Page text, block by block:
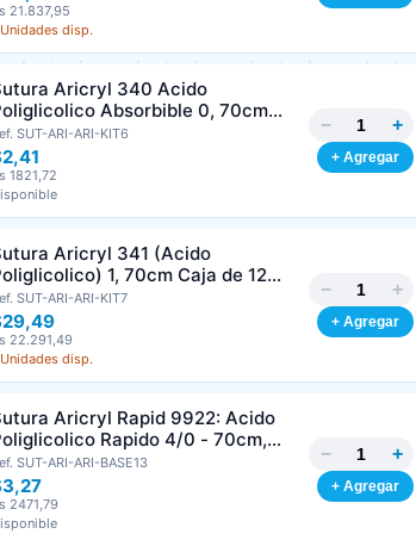
21.837,95
disp.
Aricryl 340 Acido
Absorbible 0, 70cm
de 12 Unds ARIZI Aguja de 1/2
Cónica 36mm
SUT-ARI-ARI-KIT6
1821,72
− +
+ Agregar
Aricryl 341 (Acido
1, 70cm Caja de 12
ARIZI Aguja de 1/2 Circulo
Conica 36mm
SUT-ARI-ARI-KIT7
22.291,49
disp.
− +
+ Agregar
Aricryl Rapid 9922: Acido
Rapido 4/0 - 70cm,
de 3/8 Corte Inverso 19mm
ARIZI Absorbible
SUT-ARI-ARI-BASE13
2471,79
− +
+ Agregar
Email (opcional)